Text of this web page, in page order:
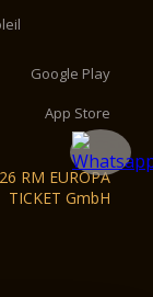
RM EUROPA
TICKET GmbH